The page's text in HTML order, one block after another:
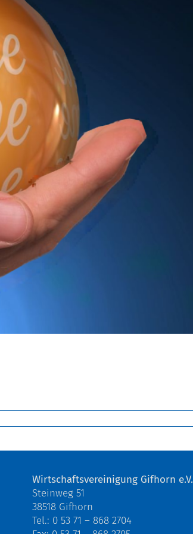
Wirtschaftsvereinigung Gifhorn e.V.
Steinweg 51
38518 Gifhorn
Tel.: 0 53 71 – 868 2704